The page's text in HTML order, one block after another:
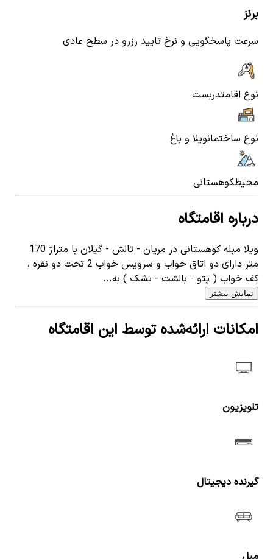
برنز
سرعت پاسخگویی و نرخ تایید رزرو در سطح عادی
نوع اقامتدربست
نوع ساختمانویلا و باغ
محیطکوهستانی
درباره اقامتگاه
ویلا مبله کوهستانی در مریان - تالش - گیلان با متراژ 170
متر دارای دو اتاق خواب و سرویس خواب 2 تخت دو نفره ،
کف خواب ( پتو - بالشت - تشک ) به...
نمایش بیشتر
امکانات ارائه‌شده توسط این اقامتگاه
تلویزیون
گیرنده دیجیتال